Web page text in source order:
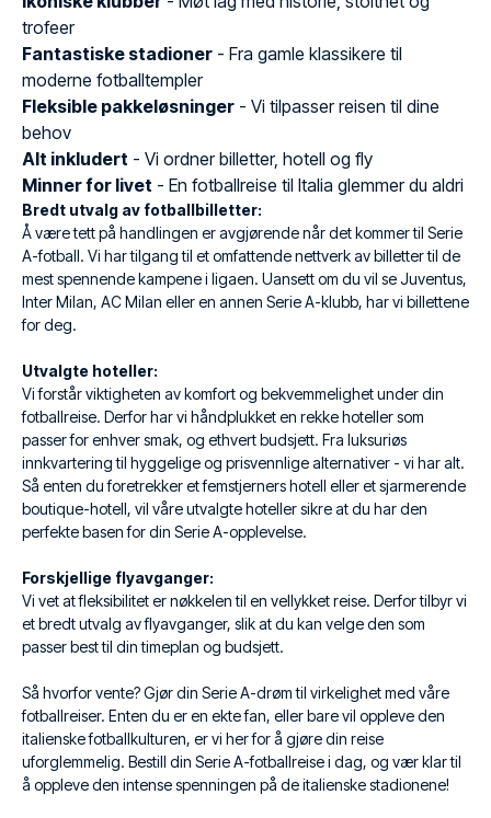
trofeer
Fantastiske stadioner - Fra gamle klassikere til
moderne fotballtempler
Fleksible pakkeløsninger - Vi tilpasser reisen til dine
behov
Alt inkludert - Vi ordner billetter, hotell og fly
Minner for livet - En fotballreise til Italia glemmer du aldri
Bredt utvalg av fotballbilletter:
Å være tett på handlingen er avgjørende når det kommer til Serie
A-fotball. Vi har tilgang til et omfattende nettverk av billetter til de
mest spennende kampene i ligaen. Uansett om du vil se Juventus,
Inter Milan, AC Milan eller en annen Serie A-klubb, har vi billettene
for deg.
Utvalgte hoteller:
Vi forstår viktigheten av komfort og bekvemmelighet under din
fotballreise. Derfor har vi håndplukket en rekke hoteller som
passer for enhver smak, og ethvert budsjett. Fra luksuriøs
innkvartering til hyggelige og prisvennlige alternativer - vi har alt.
Så enten du foretrekker et femstjerners hotell eller et sjarmerende
boutique-hotell, vil våre utvalgte hoteller sikre at du har den
perfekte basen for din Serie A-opplevelse.
Forskjellige flyavganger:
Vi vet at fleksibilitet er nøkkelen til en vellykket reise. Derfor tilbyr vi
et bredt utvalg av flyavganger, slik at du kan velge den som
passer best til din timeplan og budsjett.
Så hvorfor vente? Gjør din Serie A-drøm til virkelighet med våre
fotballreiser. Enten du er en ekte fan, eller bare vil oppleve den
italienske fotballkulturen, er vi her for å gjøre din reise
uforglemmelig. Bestill din Serie A-fotballreise i dag, og vær klar til
å oppleve den intense spenningen på de italienske stadionene!